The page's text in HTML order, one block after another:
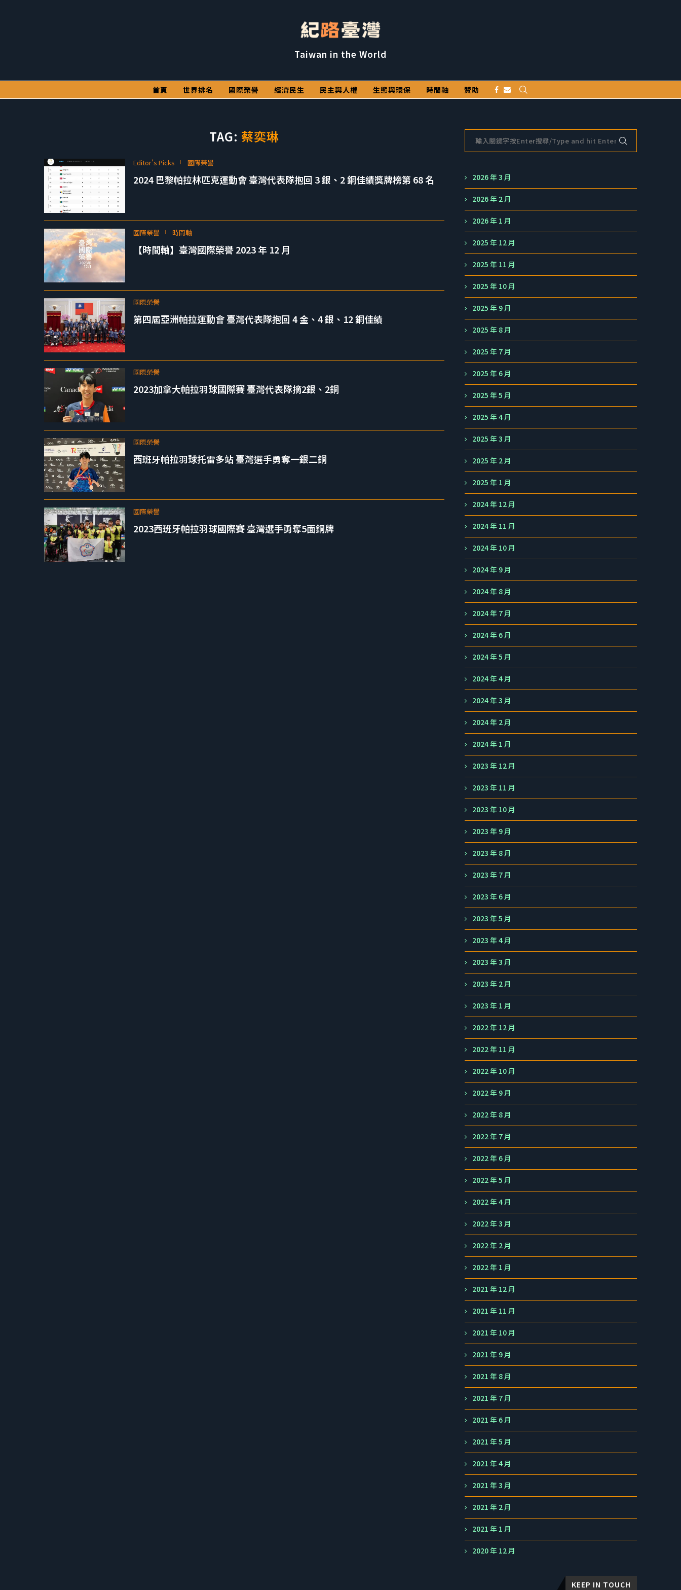
Taiwan in the World
首頁 世界排名 國際榮譽 經濟民生 民主與人權 生態與環保 時間軸 贊助
TAG: 蔡奕琳
Editor's Picks 國際榮譽
2024 巴黎帕拉林匹克運動會 臺灣代表隊抱回 3 銀、2 銅佳績獎牌榜第 68 名
國際榮譽 時間軸
【時間軸】臺灣國際榮譽 2023 年 12 月
國際榮譽
第四屆亞洲帕拉運動會 臺灣代表隊抱回 4 金、4 銀、12 銅佳績
國際榮譽
2023加拿大帕拉羽球國際賽 臺灣代表隊摘2銀、2銅
國際榮譽
西班牙帕拉羽球托雷多站 臺灣選手勇奪一銀二銅
國際榮譽
2023西班牙帕拉羽球國際賽 臺灣選手勇奪5面銅牌
2026 年 3 月
2026 年 2 月
2026 年 1 月
2025 年 12 月
2025 年 11 月
2025 年 10 月
2025 年 9 月
2025 年 8 月
2025 年 7 月
2025 年 6 月
2025 年 5 月
2025 年 4 月
2025 年 3 月
2025 年 2 月
2025 年 1 月
2024 年 12 月
2024 年 11 月
2024 年 10 月
2024 年 9 月
2024 年 8 月
2024 年 7 月
2024 年 6 月
2024 年 5 月
2024 年 4 月
2024 年 3 月
2024 年 2 月
2024 年 1 月
2023 年 12 月
2023 年 11 月
2023 年 10 月
2023 年 9 月
2023 年 8 月
2023 年 7 月
2023 年 6 月
2023 年 5 月
2023 年 4 月
2023 年 3 月
2023 年 2 月
2023 年 1 月
2022 年 12 月
2022 年 11 月
2022 年 10 月
2022 年 9 月
2022 年 8 月
2022 年 7 月
2022 年 6 月
2022 年 5 月
2022 年 4 月
2022 年 3 月
2022 年 2 月
2022 年 1 月
2021 年 12 月
2021 年 11 月
2021 年 10 月
2021 年 9 月
2021 年 8 月
2021 年 7 月
2021 年 6 月
2021 年 5 月
2021 年 4 月
2021 年 3 月
2021 年 2 月
2021 年 1 月
2020 年 12 月
KEEP IN TOUCH